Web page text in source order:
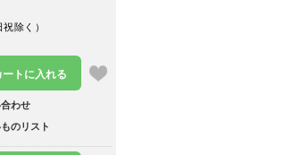
除く）
ートに入れる
わせ
のリスト